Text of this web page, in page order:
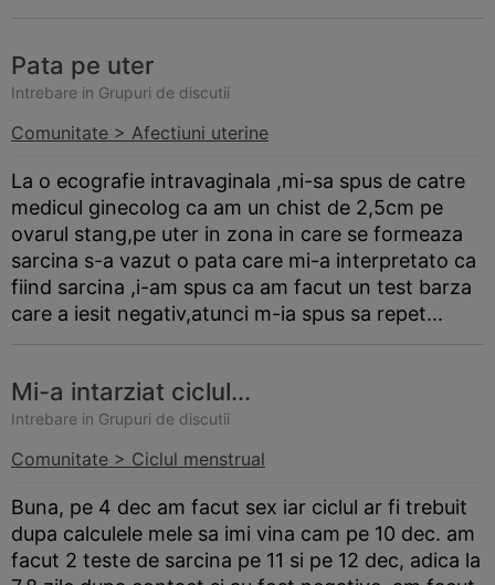
Pata pe uter
Intrebare in Grupuri de discutii
Comunitate > Afectiuni uterine
La o ecografie intravaginala ,mi-sa spus de catre
medicul ginecolog ca am un chist de 2,5cm pe
ovarul stang,pe uter in zona in care se formeaza
sarcina s-a vazut o pata care mi-a interpretato ca
fiind sarcina ,i-am spus ca am facut un test barza
care a iesit negativ,atunci m-ia spus sa repet...
Mi-a intarziat ciclul...
Intrebare in Grupuri de discutii
Comunitate > Ciclul menstrual
Buna, pe 4 dec am facut sex iar ciclul ar fi trebuit
dupa calculele mele sa imi vina cam pe 10 dec. am
facut 2 teste de sarcina pe 11 si pe 12 dec, adica la